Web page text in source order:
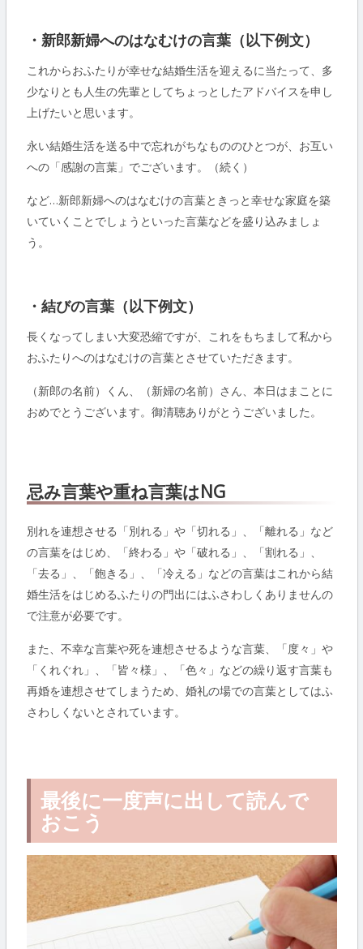
・新郎新婦へのはなむけの言葉（以下例文）
これからおふたりが幸せな結婚生活を迎えるに当たって、多
少なりとも人生の先輩としてちょっとしたアドバイスを申し
上げたいと思います。
永い結婚生活を送る中で忘れがちなもののひとつが、お互い
への「感謝の言葉」でございます。（続く）
など…新郎新婦へのはなむけの言葉ときっと幸せな家庭を築
いていくことでしょうといった言葉などを盛り込みましょ
う。
・結びの言葉（以下例文）
長くなってしまい大変恐縮ですが、これをもちまして私から
おふたりへのはなむけの言葉とさせていただきます。
（新郎の名前）くん、（新婦の名前）さん、本日はまことに
おめでとうございます。御清聴ありがとうございました。
忌み言葉や重ね言葉はNG
別れを連想させる「別れる」や「切れる」、「離れる」など
の言葉をはじめ、「終わる」や「破れる」、「割れる」、
「去る」、「飽きる」、「冷える」などの言葉はこれから結
婚生活をはじめるふたりの門出にはふさわしくありませんの
で注意が必要です。
また、不幸な言葉や死を連想させるような言葉、「度々」や
「くれぐれ」、「皆々様」、「色々」などの繰り返す言葉も
再婚を連想させてしまうため、婚礼の場での言葉としてはふ
さわしくないとされています。
最後に一度声に出して読んで
おこう